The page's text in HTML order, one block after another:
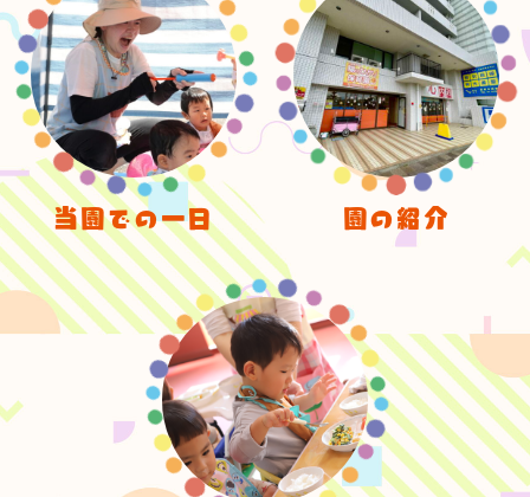
当園での一日 園の紹介